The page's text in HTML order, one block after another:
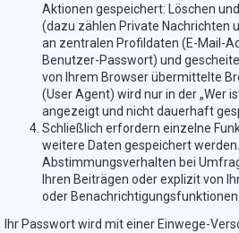
Aktionen gespeichert: Löschen
(dazu zählen Private Nachrichten
an zentralen Profildaten (E-Mail-
Benutzer-Passwort) und
von Ihrem Browser übermittelte
(User Agent) wird nur in der „Wer
angezeigt und nicht dauerhaft
Schließlich erfordern einzelne
weitere Daten gespeichert
Abstimmungsverhalten bei
Ihren Beiträgen oder explizit von
oder Benachrichtigungsfunktionen.
Ihr Passwort wird mit einer Einwege-